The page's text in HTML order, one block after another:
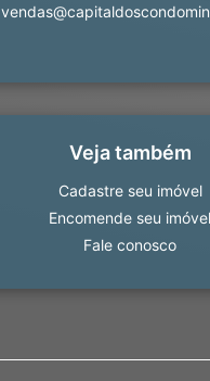
Veja também
Cadastre seu imóvel
Encomende seu imóvel
Fale conosco